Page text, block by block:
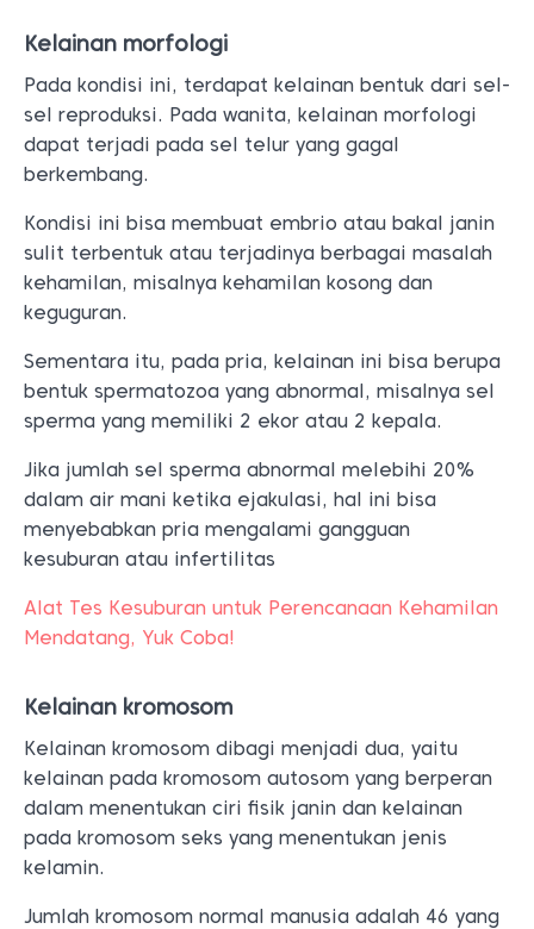
Kelainan morfologi
Pada kondisi ini, terdapat kelainan bentuk dari sel-
sel reproduksi. Pada wanita, kelainan morfologi
dapat terjadi pada sel telur yang gagal
berkembang.
Kondisi ini bisa membuat embrio atau bakal janin
sulit terbentuk atau terjadinya berbagai masalah
kehamilan, misalnya kehamilan kosong dan
keguguran.
Sementara itu, pada pria, kelainan ini bisa berupa
bentuk spermatozoa yang abnormal, misalnya sel
sperma yang memiliki 2 ekor atau 2 kepala.
Jika jumlah sel sperma abnormal melebihi 20%
dalam air mani ketika ejakulasi, hal ini bisa
menyebabkan pria mengalami gangguan
kesuburan atau infertilitas
Alat Tes Kesuburan untuk Perencanaan Kehamilan
Mendatang, Yuk Coba!
Kelainan kromosom
Kelainan kromosom dibagi menjadi dua, yaitu
kelainan pada kromosom autosom yang berperan
dalam menentukan ciri fisik janin dan kelainan
pada kromosom seks yang menentukan jenis
kelamin.
Jumlah kromosom normal manusia adalah 46 yang